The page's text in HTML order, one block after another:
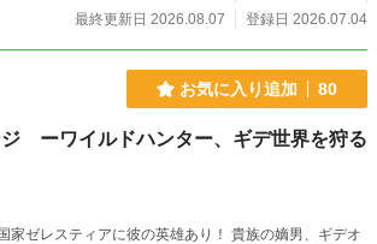
最終更新日 2026.08.07
登録日 2026.07.04
お気に入り追加 80
ーワイルドハンター、ギデ世界を狩る
ゼレスティアに彼の英雄あり！ 貴族の嫡男、ギデオ